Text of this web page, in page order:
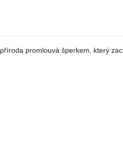
příroda promlouvá šperkem, který